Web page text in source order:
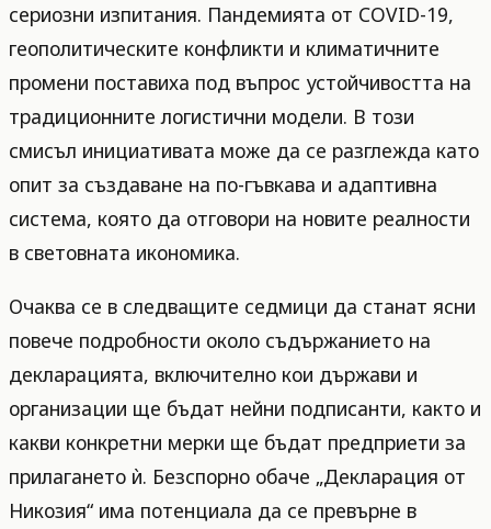
сериозни изпитания. Пандемията от COVID-19,
геополитическите конфликти и климатичните
промени поставиха под въпрос устойчивостта на
традиционните логистични модели. В този
смисъл инициативата може да се разглежда като
опит за създаване на по-гъвкава и адаптивна
система, която да отговори на новите реалности
в световната икономика.
Очаква се в следващите седмици да станат ясни
повече подробности около съдържанието на
декларацията, включително кои държави и
организации ще бъдат нейни подписанти, както и
какви конкретни мерки ще бъдат предприети за
прилагането ѝ. Безспорно обаче „Декларация от
Никозия“ има потенциала да се превърне в